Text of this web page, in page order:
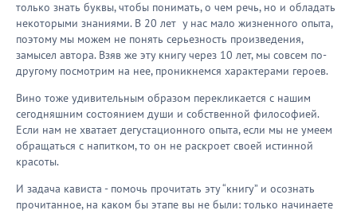
только знать буквы, чтобы понимать, о чем речь, но и обладать
некоторыми знаниями. В 20 лет у нас мало жизненного опыта,
поэтому мы можем не понять серьезность произведения,
замысел автора. Взяв же эту книгу через 10 лет, мы совсем по-
другому посмотрим на нее, проникнемся характерами героев.
Вино тоже удивительным образом перекликается с нашим
сегодняшним состоянием души и собственной философией.
Если нам не хватает дегустационного опыта, если мы не умеем
обращаться с напитком, то он не раскроет своей истинной
красоты.
И задача кависта - помочь прочитать эту “книгу” и осознать
прочитанное, на каком бы этапе вы не были: только начинаете